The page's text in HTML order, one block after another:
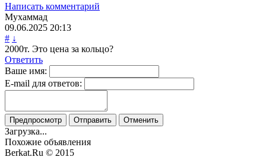
Написать комментарий
Мухаммад
09.06.2025 20:13
# ↓
2000т. Это цена за кольцо?
Ответить
Ваше имя:
E-mail для ответов:
Предпросмотр Отправить Отменить
Загрузка...
Похожие объявления
Berkat.Ru © 2015